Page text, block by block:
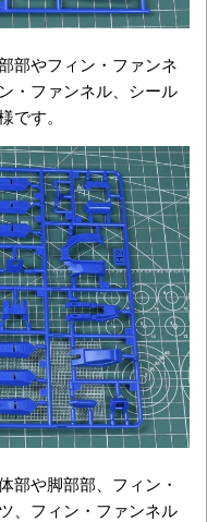
部やフィン・ファンネ
・ファンネル、シール
です。
部や脚部部、フィン・
、フィン・ファンネル